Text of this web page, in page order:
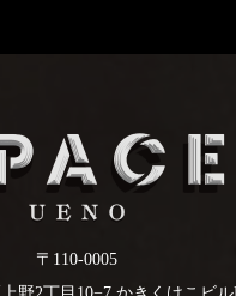
〒110-0005